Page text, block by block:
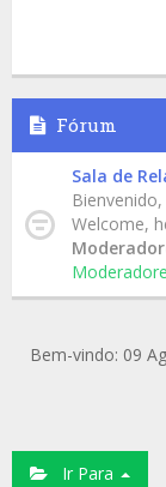
Fórum
Sala de
Welcome,
Bem-vindo: 09
Ir Para